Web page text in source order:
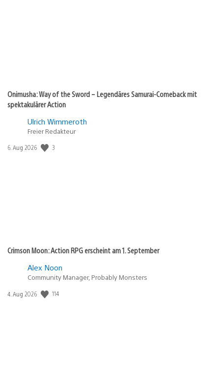
Onimusha: Way of the Sword – Legendäres Samurai-Comeback mit
spektakulärer Action
Ulrich Wimmeroth
Freier Redakteur
Veröffentlichungsdatum:
6. Aug 2026 3
Crimson Moon: Action RPG erscheint am 1. September
Alex Noon
Community Manager, Probably Monsters
Veröffentlichungsdatum:
4. Aug 2026 114